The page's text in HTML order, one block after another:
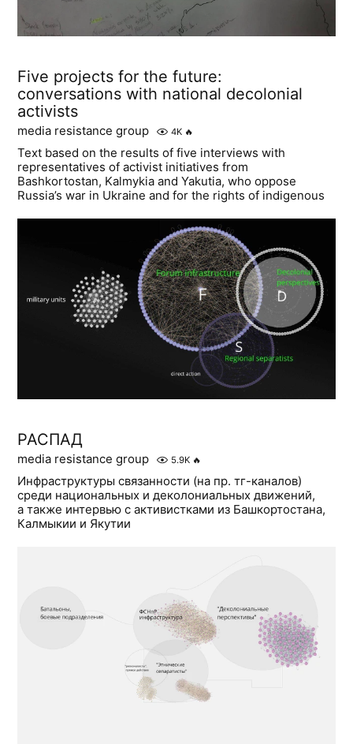
Five projects for the future:
conversations with national decolonial
activists
media resistance group 4K 🔥
Text based on the results of five interviews with
representatives of activist initiatives from
Bashkortostan, Kalmykia and Yakutia, who oppose
Russia’s war in Ukraine and for the rights of indigenous
РАСПАД
media resistance group 5.9K 🔥
Инфраструктуры связанности (на пр. тг-каналов)
среди национальных и деколониальных движений,
а также интервью с активистками из Башкортостана,
Калмыкии и Якутии